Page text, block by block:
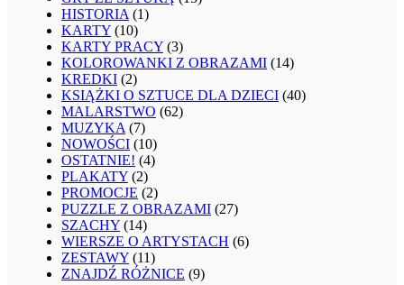
HISTORIA (1)
KARTY (10)
KARTY PRACY (3)
KOLOROWANKI Z OBRAZAMI (14)
KREDKI (2)
KSIĄŻKI O SZTUCE DLA DZIECI (40)
MALARSTWO (62)
MUZYKA (7)
NOWOŚCI (10)
OSTATNIE! (4)
PLAKATY (2)
PROMOCJE (2)
PUZZLE Z OBRAZAMI (27)
SZACHY (14)
WIERSZE O ARTYSTACH (6)
ZESTAWY (11)
ZNAJDŹ RÓŻNICE (9)